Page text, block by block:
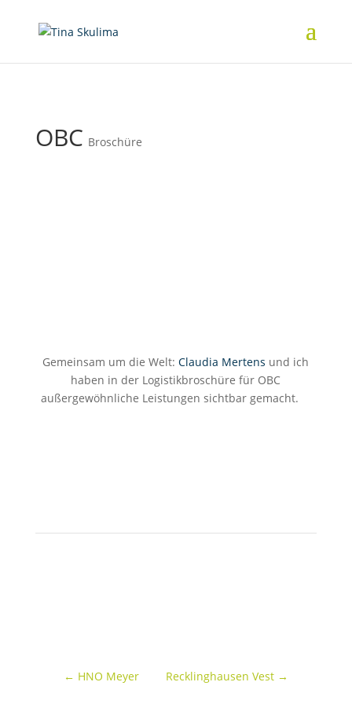
OBC Broschüre
Gemeinsam um die Welt:Claudia Mertens und ich
haben in der Logistikbroschüre für OBC
außergewöhnliche Leistungen sichtbar gemacht.
← HNO Meyer Recklinghausen Vest →